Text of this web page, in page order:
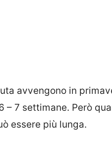
avvengono in
– 7 settimane. Però
essere più lunga.